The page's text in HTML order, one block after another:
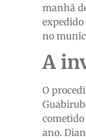
manhã
expedido
no
A
O
ano.